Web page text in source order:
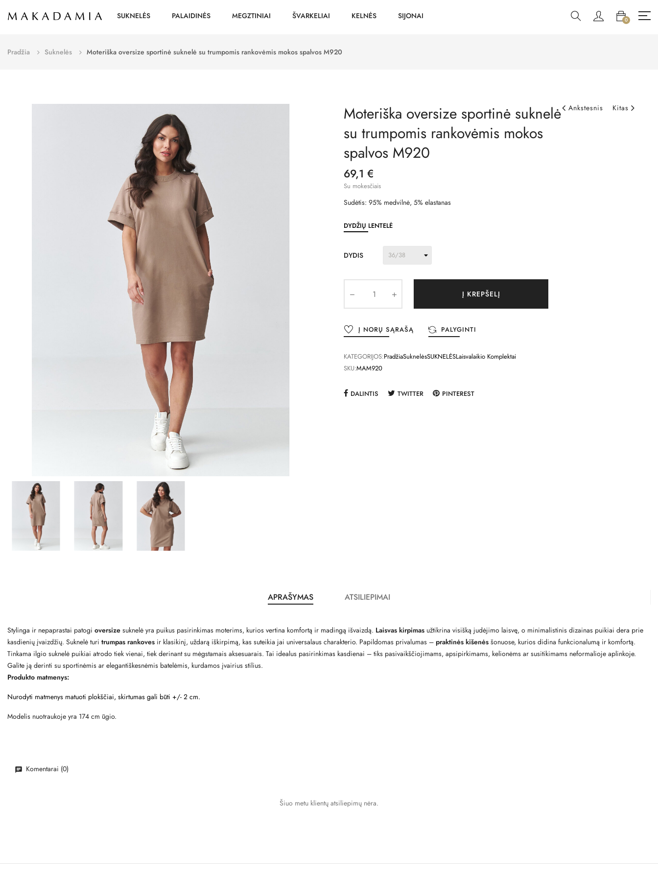
SUKNELĖS PALAIDINĖS MEGZTINIAI ŠVARKELIAI KELNĖS SIJONAI 0
Pradžia Suknelės Moteriška oversize sportinė suknelė su trumpomis rankovėmis mokos spalvos M920
Ankstesnis Kitas
Moteriška oversize sportinė suknelė
su trumpomis rankovėmis mokos
spalvos M920
69,1 €
Su mokesčiais
Sudėtis: 95% medvilnė, 5% elastanas
DYDŽIŲ LENTELĖ
DYDIS
Į KREPŠELĮ
Į NORŲ SĄRAŠĄ PALYGINTI
KATEGORIJOS:PradžiaSuknelėsSUKNELĖSLaisvalaikio Komplektai
SKU:MAM920
DALINTIS TWITTER PINTEREST
APRAŠYMAS ATSILIEPIMAI
Stylinga ir nepaprastai patogi oversize suknelė yra puikus pasirinkimas moterims, kurios vertina komfortą ir madingą išvaizdą. Laisvas kirpimas užtikrina visišką judėjimo laisvę, o minimalistinis dizainas puikiai dera prie
kasdienių įvaizdžių. Suknelė turi trumpas rankoves ir klasikinį, uždarą iškirpimą, kas suteikia jai universalaus charakterio. Papildomas privalumas – praktinės kišenės šonuose, kurios didina funkcionalumą ir komfortą.
Tinkama ilgio suknelė puikiai atrodo tiek vienai, tiek derinant su mėgstamais aksesuarais. Tai idealus pasirinkimas kasdienai – tiks pasivaikščiojimams, apsipirkimams, kelionėms ar susitikimams neformalioje aplinkoje.
Galite ją derinti su sportinėmis ar elegantiškesnėmis batelėmis, kurdamos įvairius stilius.
Produkto matmenys:
Nurodyti matmenys matuoti plokščiai, skirtumas gali būti +/- 2 cm.
Modelis nuotraukoje yra 174 cm ūgio.
Komentarai (0)
Šiuo metu klientų atsiliepimų nėra.